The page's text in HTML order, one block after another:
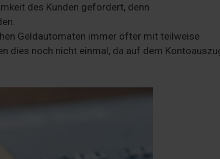
des Kunden gefordert, denn
Geldautomaten immer öfter mit teilweise
dies noch nicht einmal, da auf dem